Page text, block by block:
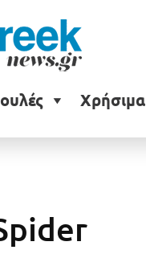
Χρήσιμα